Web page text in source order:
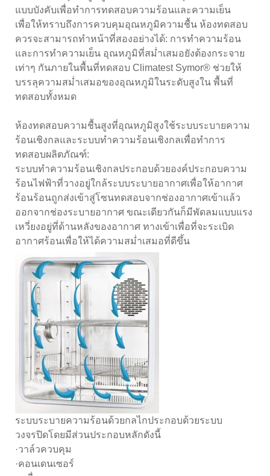
แบบบังคับเพื่อทำการทดสอบความร้อนและความเย็น
เพื่อให้ทราบถึงการควบคุมอุณหภูมิความชื้น ห้องทดสอบ
ควรจะสามารถทำหน้าที่สองอย่างได้: การทำความร้อน
และการทำความเย็น อุณหภูมิที่สม่ำเสมอยังต้องกระจาย
เท่าๆ กันภายในพื้นที่ทดสอบ Climatest Symor® ช่วยให้
บรรลุความสม่ำเสมอของอุณหภูมิในระดับสูงใน พื้นที่
ทดสอบทั้งหมด
ห้องทดสอบความชื้นสูงที่อุณหภูมิสูงใช้ระบบระบายความ
ร้อนเชิงกลและระบบทำความร้อนเชิงกลเพื่อทำการ
ทดสอบผลิตภัณฑ์:
ระบบทำความร้อนเชิงกลประกอบด้วยองค์ประกอบความ
ร้อนไฟฟ้าที่วางอยู่ใกล้ระบบระบายอากาศเพื่อให้อากาศ
ร้อนร้อนถูกส่งเข้าสู่โซนทดสอบจากช่องอากาศเข้าแล้ว
ออกจากช่องระบายอากาศ ขณะเดียวกันก็มีพัดลมแบบแรง
เหวี่ยงอยู่ที่ด้านหลังของอากาศ ทางเข้าเพื่อที่จะระเบิด
อากาศร้อนเพื่อให้ได้ความสม่ำเสมอที่ดีขึ้น
ระบบระบายความร้อนด้วยกลไกประกอบด้วยระบบ
วงจรปิดโดยมีส่วนประกอบหลักดังนี้
·วาล์วควบคุม
·คอนเดนเซอร์